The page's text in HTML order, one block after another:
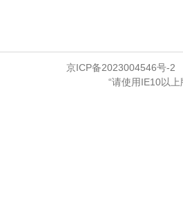
京ICP备2023004546号-2
“请使用IE10以